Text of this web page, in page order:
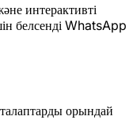
интерактивті
белсенді WhatsApp
орындай